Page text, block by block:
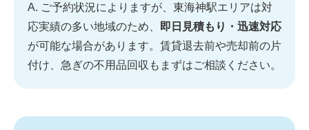
A. ご予約状況によりますが、東海神駅エリアは対
応実績の多い地域のため、
即日見積もり・迅速対応
が可能な場合があります。賃貸退去前や売却前の片
付け、急ぎの不用品回収もまずはご相談ください。